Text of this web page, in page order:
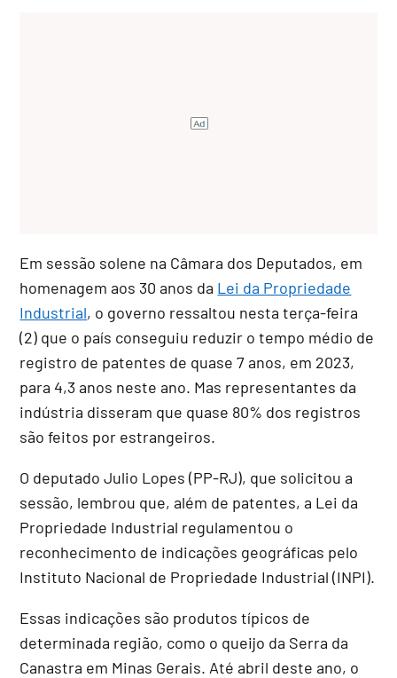
Em sessão solene na Câmara dos Deputados, em
homenagem aos 30 anos da Lei da Propriedade
Industrial, o governo ressaltou nesta terça-feira
(2) que o país conseguiu reduzir o tempo médio de
registro de patentes de quase 7 anos, em 2023,
para 4,3 anos neste ano. Mas representantes da
indústria disseram que quase 80% dos registros
são feitos por estrangeiros.
O deputado Julio Lopes (PP-RJ), que solicitou a
sessão, lembrou que, além de patentes, a Lei da
Propriedade Industrial regulamentou o
reconhecimento de indicações geográficas pelo
Instituto Nacional de Propriedade Industrial (INPI).
Essas indicações são produtos típicos de
determinada região, como o queijo da Serra da
Canastra em Minas Gerais. Até abril deste ano, o